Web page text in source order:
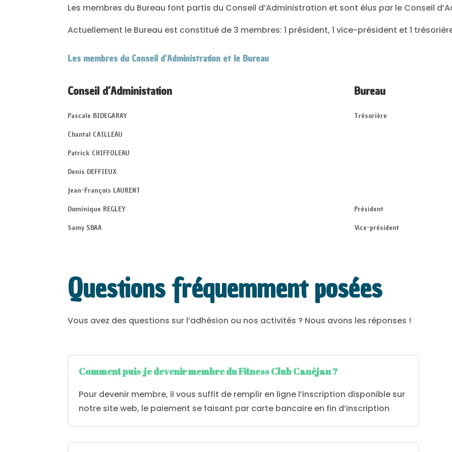
Les membres du Bureau font partis du Conseil d’Administration et sont élus par le Conseil
Actuellement le Bureau est constitué de 3 membres: 1 président, 1 vice-président et 1
Les membres du Conseil d'Administration et le Bureau
Conseil d’Administation Bureau
Pascale BIDEGARAY
Chantal CAILLEAU
Patrick CHIFFOLEAU
Denis DEFFIEUX
Jean-François LAURENT
Dominique REGLEY
Samy SBAA
Trésorière
Président
Vice-président
Questions fréquemment posées
Vous avez des questions sur l’adhésion ou nos activités ? Nous avons les réponses !
Comment puis-je devenir membre du Fitness Club Canéjan ?
Pour devenir membre, il vous suffit de remplir en ligne l’inscription disponible sur
notre site web, le paiement se faisant par carte bancaire en fin d’inscription